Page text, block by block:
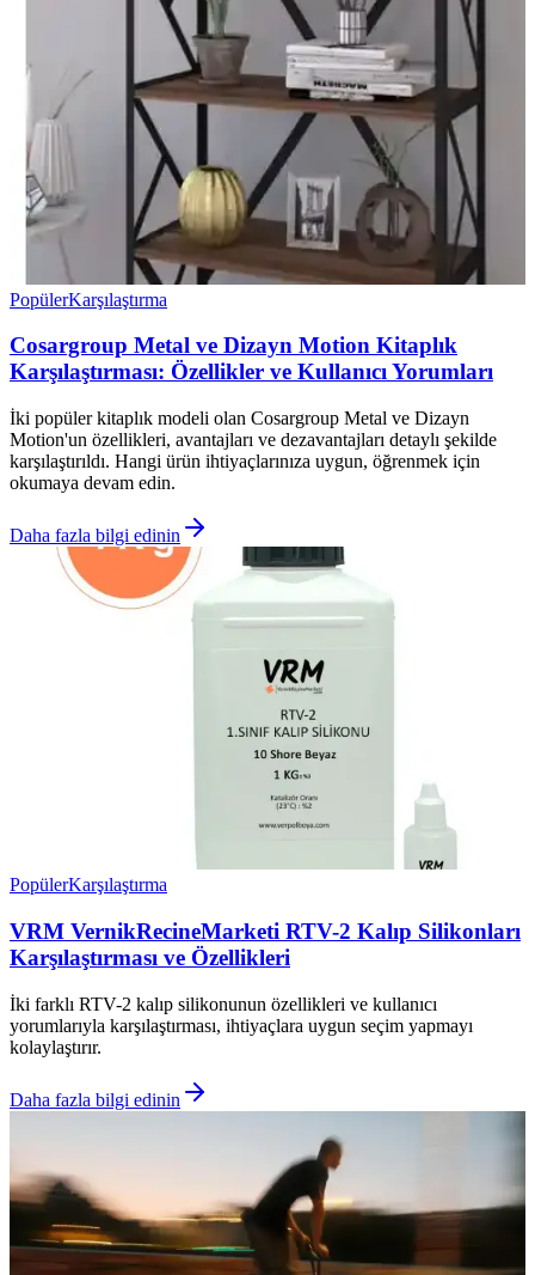
PopülerKarşılaştırma
Cosargroup Metal ve Dizayn Motion Kitaplık
Karşılaştırması: Özellikler ve Kullanıcı Yorumları
İki popüler kitaplık modeli olan Cosargroup Metal ve Dizayn
Motion'un özellikleri, avantajları ve dezavantajları detaylı şekilde
karşılaştırıldı. Hangi ürün ihtiyaçlarınıza uygun, öğrenmek için
okumaya devam edin.
Daha fazla bilgi edinin
PopülerKarşılaştırma
VRM VernikRecineMarketi RTV-2 Kalıp Silikonları
Karşılaştırması ve Özellikleri
İki farklı RTV-2 kalıp silikonunun özellikleri ve kullanıcı
yorumlarıyla karşılaştırması, ihtiyaçlara uygun seçim yapmayı
kolaylaştırır.
Daha fazla bilgi edinin